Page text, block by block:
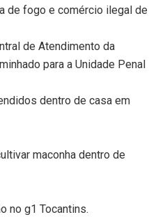
de fogo e comércio ilegal de
de Atendimento da
para a Unidade Penal
dentro de casa em
maconha dentro de
no g1 Tocantins.